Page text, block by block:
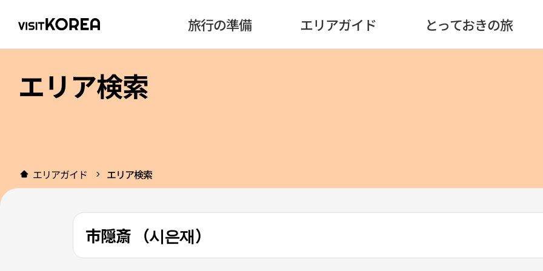
旅行の準備 エリアガイド とっておきの旅
エリア検索
エリアガイド エリア検索
市隠斎 （시은재）